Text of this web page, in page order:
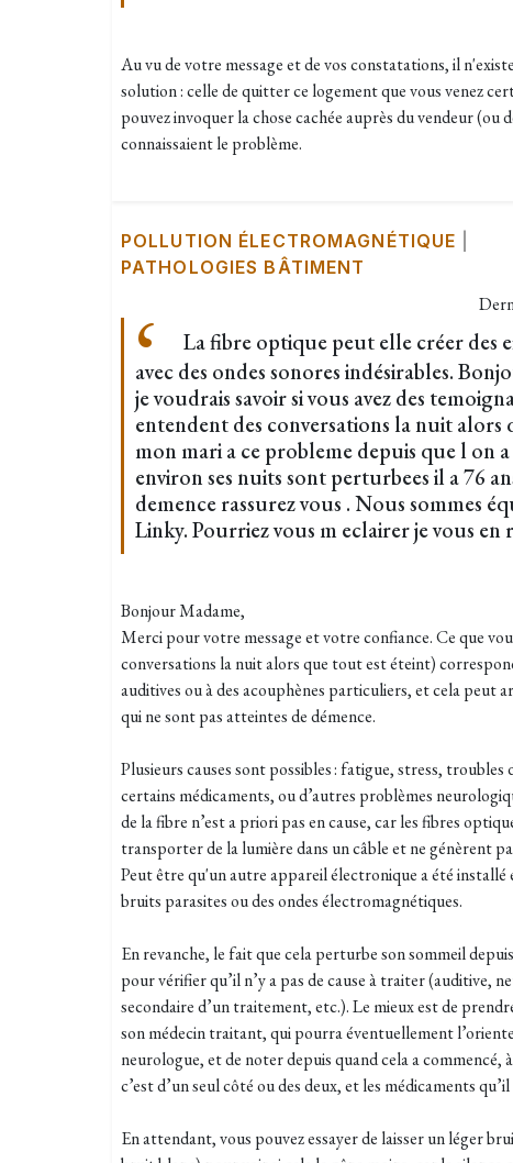
Au vu de votre message et de vos constatations, il
solution : celle de quitter ce logement que vous venez
pouvez invoquer la chose cachée auprès du vendeur (ou
connaissaient le problème.
POLLUTION ÉLECTROMAGNÉTIQUE
PATHOLOGIES BÂTIMENT
La fibre optique peut elle créer des
avec des ondes sonores indésirables.
je voudrais savoir si vous avez des
entendent des conversations la nuit alors
mon mari a ce probleme depuis que l on
environ ses nuits sont perturbees il a 76
demence rassurez vous . Nous sommes
Linky. Pourriez vous m eclairer je vous en
Bonjour Madame,
Merci pour votre message et votre confiance. Ce que
conversations la nuit alors que tout est éteint)
auditives ou à des acouphènes particuliers, et cela peut
qui ne sont pas atteintes de démence.​
Plusieurs causes sont possibles : fatigue, stress,
certains médicaments, ou d’autres problèmes
de la fibre n’est a priori pas en cause, car les fibres
transporter de la lumière dans un câble et ne génèrent
Peut être qu'un autre appareil électronique a été installé
bruits parasites ou des ondes électromagnétiques.
En revanche, le fait que cela perturbe son sommeil
pour vérifier qu’il n’y a pas de cause à traiter (auditive,
secondaire d’un traitement, etc.). Le mieux est de
son médecin traitant, qui pourra éventuellement
neurologue, et de noter depuis quand cela a commencé,
c’est d’un seul côté ou des deux, et les médicaments
En attendant, vous pouvez essayer de laisser un léger